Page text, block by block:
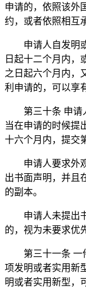
申请的，依照该外
约，或者依照相互
申请人自发明
日起十二个月内，
之日起六个月内，
利申请的，可以享
第三十条 申请
当在申请的时候提
十六个月内，提交
申请人要求外
出书面声明，并且
的副本。
申请人未提出
的，视为未要求优
第三十一条 一
项发明或者实用新
明或者实用新型，